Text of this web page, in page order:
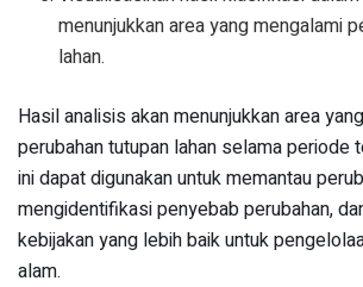
menunjukkan area yang mengalami
lahan.
Hasil analisis akan menunjukkan area
perubahan tutupan lahan selama periode
ini dapat digunakan untuk memantau
mengidentifikasi penyebab perubahan,
kebijakan yang lebih baik untuk
alam.